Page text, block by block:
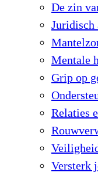
De zin
Juridisch
Mentale
Grip op
Relaties
Versterk